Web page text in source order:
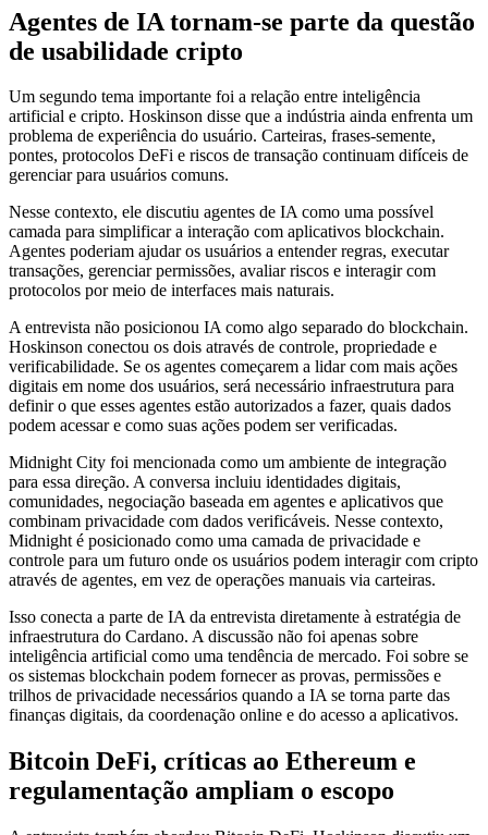
Agentes de IA tornam-se parte da questão
de usabilidade cripto
Um segundo tema importante foi a relação entre inteligência
artificial e cripto. Hoskinson disse que a indústria ainda enfrenta um
problema de experiência do usuário. Carteiras, frases-semente,
pontes, protocolos DeFi e riscos de transação continuam difíceis de
gerenciar para usuários comuns.
Nesse contexto, ele discutiu agentes de IA como uma possível
camada para simplificar a interação com aplicativos blockchain.
Agentes poderiam ajudar os usuários a entender regras, executar
transações, gerenciar permissões, avaliar riscos e interagir com
protocolos por meio de interfaces mais naturais.
A entrevista não posicionou IA como algo separado do blockchain.
Hoskinson conectou os dois através de controle, propriedade e
verificabilidade. Se os agentes começarem a lidar com mais ações
digitais em nome dos usuários, será necessário infraestrutura para
definir o que esses agentes estão autorizados a fazer, quais dados
podem acessar e como suas ações podem ser verificadas.
Midnight City foi mencionada como um ambiente de integração
para essa direção. A conversa incluiu identidades digitais,
comunidades, negociação baseada em agentes e aplicativos que
combinam privacidade com dados verificáveis. Nesse contexto,
Midnight é posicionado como uma camada de privacidade e
controle para um futuro onde os usuários podem interagir com cripto
através de agentes, em vez de operações manuais via carteiras.
Isso conecta a parte de IA da entrevista diretamente à estratégia de
infraestrutura do Cardano. A discussão não foi apenas sobre
inteligência artificial como uma tendência de mercado. Foi sobre se
os sistemas blockchain podem fornecer as provas, permissões e
trilhos de privacidade necessários quando a IA se torna parte das
finanças digitais, da coordenação online e do acesso a aplicativos.
Bitcoin DeFi, críticas ao Ethereum e
regulamentação ampliam o escopo